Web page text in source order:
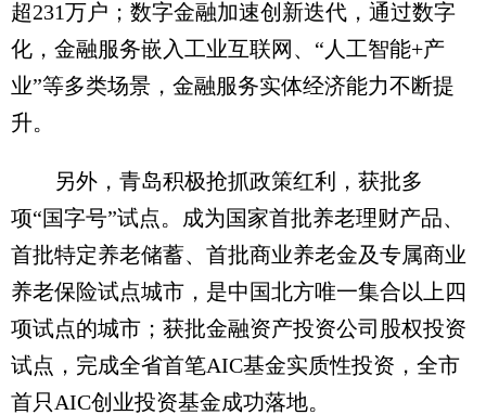
超231万户；数字金融加速创新迭代，通过数字
化，金融服务嵌入工业互联网、“人工智能+产
业”等多类场景，金融服务实体经济能力不断提
升。
另外，青岛积极抢抓政策红利，获批多
项“国字号”试点。成为国家首批养老理财产品、
首批特定养老储蓄、首批商业养老金及专属商业
养老保险试点城市，是中国北方唯一集合以上四
项试点的城市；获批金融资产投资公司股权投资
试点，完成全省首笔AIC基金实质性投资，全市
首只AIC创业投资基金成功落地。